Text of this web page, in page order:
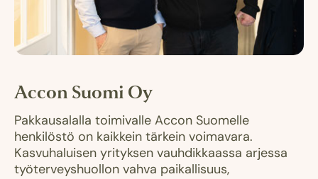
Accon Suomi Oy
Pakkausalalla toimivalle Accon Suomelle
henkilöstö on kaikkein tärkein voimavara.
Kasvuhaluisen yrityksen vauhdikkaassa arjessa
työterveyshuollon vahva paikallisuus,